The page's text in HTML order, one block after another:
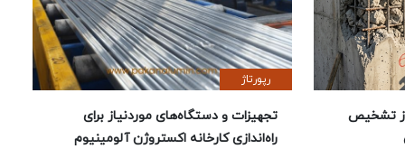
تشخیص
رپورتاژ
تجهیزات و دستگاه‌های موردنیاز برای
راه‌اندازی کارخانه اکستروژن آلومینیوم